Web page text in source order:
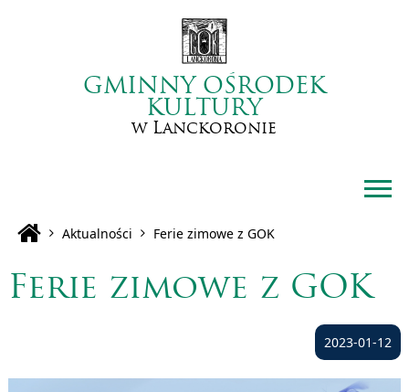
GMINNY OŚRODEK
KULTURY
w Lanckoronie
Aktualności Ferie zimowe z GOK
Ferie zimowe z GOK
2023-01-12